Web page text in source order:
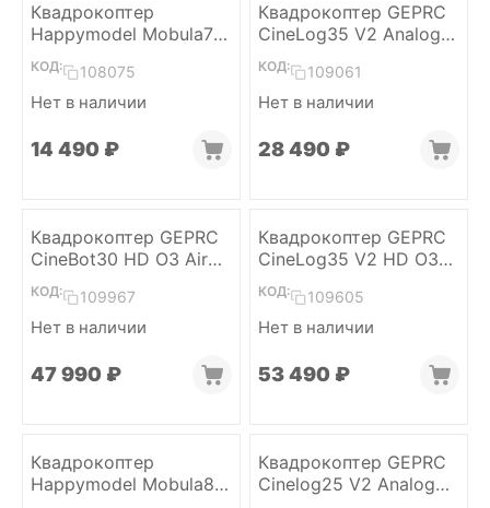
Квадрокоптер
Happymodel Mobula7
1S (ELRS 2.4)
КОД: 108075
Нет в наличии
14 490 ₽
Квадрокоптер GEPRC
CineLog35 V2 Analog
(GPS, ELRS 2.4)
КОД: 109061
Нет в наличии
28 490 ₽
Квадрокоптер GEPRC
CineBot30 HD O3 Air
Unit (6S, ELRS2.4)
КОД: 109967
Нет в наличии
47 990 ₽
Квадрокоптер GEPRC
CineLog35 V2 HD O3
Air Unit (GPS, ELRS 2.4)
КОД: 109605
Нет в наличии
53 490 ₽
Квадрокоптер
Happymodel Mobula8
Квадрокоптер GEPRC
Cinelog25 V2 Analog